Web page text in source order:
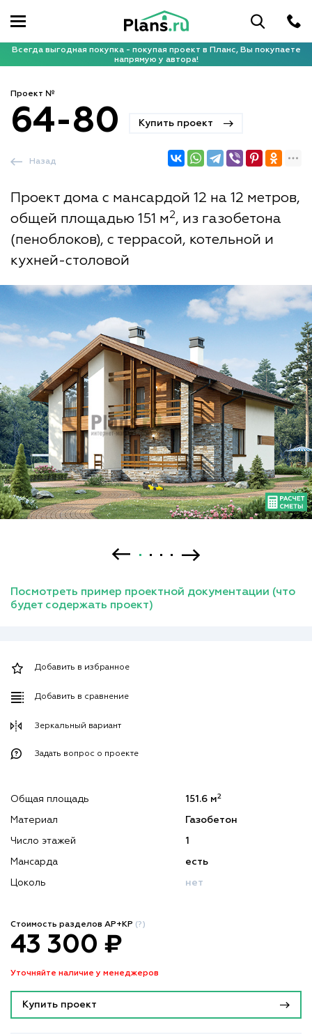
Всегда выгодная покупка - покупая проект в Планс, Вы покупаете
напрямую у автора!
Проект №
64-80 Купить проект
Проект дома с мансардой 12 на 12 метров,
общей площадью 151 м2, из газобетона
(пеноблоков), с террасой, котельной и
кухней-столовой
Назад
Посмотреть пример проектной документации (что
будет содержать проект)
Добавить в избранное
Добавить в сравнение
Зеркальный вариант
Задать вопрос о проекте
Общая площадь 151.6 м2
Материал Газобетон
Число этажей 1
Мансарда есть
Цоколь нет
Стоимость разделов АР+КР (?)
43 300 ₽
Уточняйте наличие у менеджеров
Купить проект